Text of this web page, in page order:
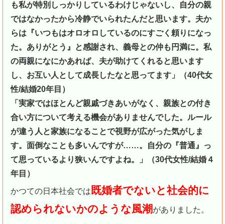
も私が特別しっかりしているわけじゃないし、自分の親
ではなかったから冷静でいられたんだと思います。夫か
らは『いつもはオロオロしているのにすごく頼りになっ
た。ありがとう』と感謝され、義母との仲も円満に。私
の両親になにかあれば、夫が助けてくれると思います
し、お互い人として成長したなと思ってます」（40代女
性/結婚20年目）
「実家ではほとんど親戚づきあいがなく、親族との付き
合い方について考える機会がありませんでした。ルール
が違う人と家族になることで視野が広がった気がしま
す。面倒なことも多いんですが……。自分の『普通』っ
て思っているより狭いんですよね。」（30代女性/結婚４
年目）
かつての日本社会では 既婚者でないと社会的に
認められないかのような風潮がありました。